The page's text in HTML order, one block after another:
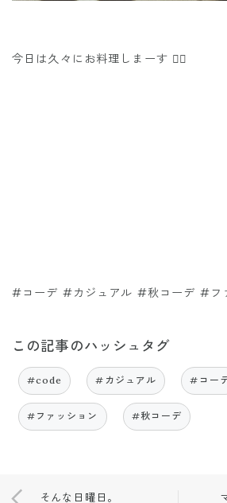
今日は久々にお料理しまーす ✌🏽
#コーデ #カジュアル #秋コーデ #フ
この記事のハッシュタグ
#code #カジュアル #コー
#ファッション #秋コーデ
そんな日曜日。